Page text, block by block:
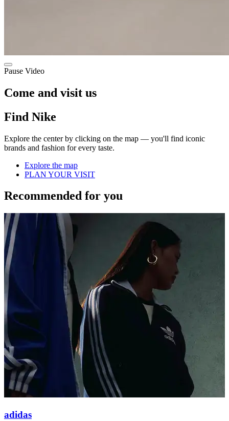
Pause Video
Come and visit us
Find Nike
Explore the center by clicking on the map — you'll find iconic
brands and fashion for every taste.
Explore the map
PLAN YOUR VISIT
Recommended for you
adidas